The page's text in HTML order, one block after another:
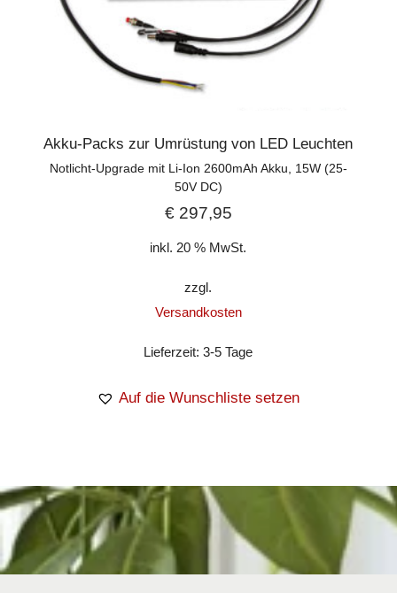
Akku-Packs zur Umrüstung von LED Leuchten
Notlicht-Upgrade mit Li-Ion 2600mAh Akku, 15W (25-
50V DC)
€297,95
inkl. 20 % MwSt.
zzgl.
Versandkosten
Lieferzeit:3-5 Tage
Auf die Wunschliste setzen